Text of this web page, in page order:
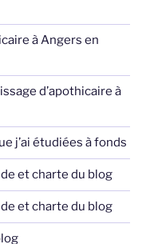
à Angers en
d’apothicaire à
j’ai étudiées à fonds
et charte du blog
et charte du blog